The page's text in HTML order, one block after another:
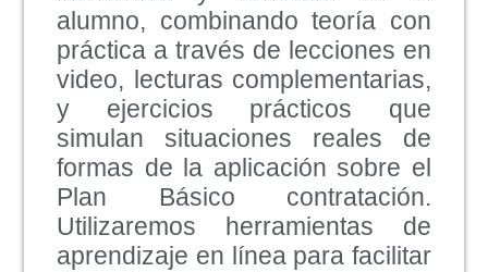
alumno, combinando teoría con
práctica a través de lecciones en
video, lecturas complementarias,
y ejercicios prácticos que
simulan situaciones reales de
formas de la aplicación sobre el
Plan Básico contratación.
Utilizaremos herramientas de
aprendizaje en línea para facilitar